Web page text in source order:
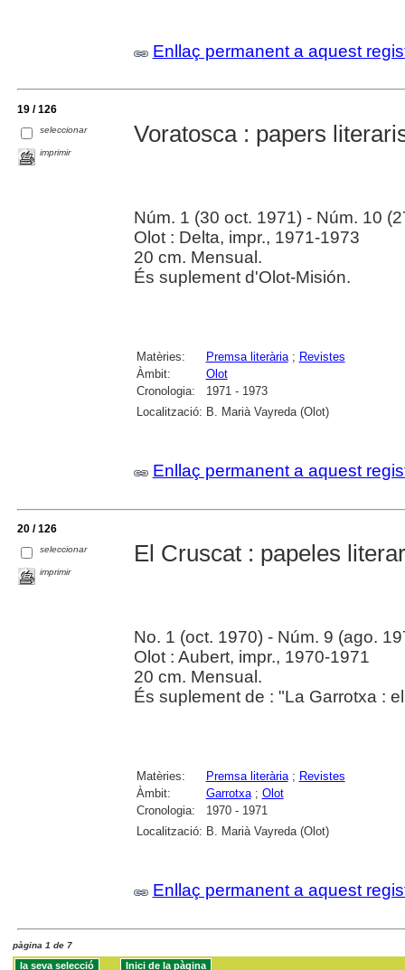
Enllaç permanent a aquest
19 / 126
seleccionar
imprimir
Voratosca : papers
Núm. 1 (30 oct. 1971) - Núm. 10
Olot : Delta, impr., 1971-1973
20 cm. Mensual.
És suplement d'Olot-Misión.
Matèries: Premsa literària; Revistes
Àmbit:
Olot
Cronologia:
1971 - 1973
Localització: B. Marià Vayreda (Olot)
Enllaç permanent a aquest
20 / 126
seleccionar
imprimir
El Cruscat : papeles
No. 1 (oct. 1970) - Núm. 9 (ago.
Olot : Aubert, impr., 1970-1971
20 cm. Mensual.
És suplement de : "La Garrotxa :
Matèries: Premsa literària; Revistes
Àmbit:
Garrotxa; Olot
Cronologia:
1970 - 1971
Localització: B. Marià Vayreda (Olot)
Enllaç permanent a aquest
pàgina 1 de 7